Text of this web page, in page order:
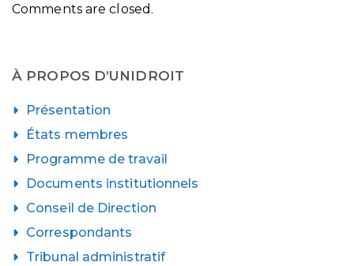
Comments are closed.
À PROPOS D’UNIDROIT
Présentation
États membres
Programme de travail
Documents institutionnels
Conseil de Direction
Correspondants
Tribunal administratif